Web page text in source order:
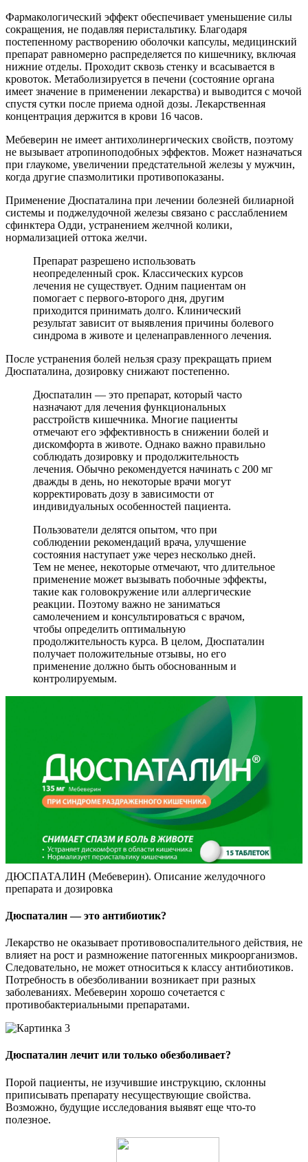
Фармакологический эффект обеспечивает уменьшение силы
сокращения, не подавляя перистальтику. Благодаря
постепенному растворению оболочки капсулы, медицинский
препарат равномерно распределяется по кишечнику, включая
нижние отделы. Проходит сквозь стенку и всасывается в
кровоток. Метаболизируется в печени (состояние органа
имеет значение в применении лекарства) и выводится с мочой
спустя сутки после приема одной дозы. Лекарственная
концентрация держится в крови 16 часов.
Мебеверин не имеет антихолинергических свойств, поэтому
не вызывает атропиноподобных эффектов. Может назначаться
при глаукоме, увеличении предстательной железы у мужчин,
когда другие спазмолитики противопоказаны.
Применение Дюспаталина при лечении болезней билиарной
системы и поджелудочной железы связано с расслаблением
сфинктера Одди, устранением желчной колики,
нормализацией оттока желчи.
Препарат разрешено использовать
неопределенный срок. Классических курсов
лечения не существует. Одним пациентам он
помогает с первого-второго дня, другим
приходится принимать долго. Клинический
результат зависит от выявления причины болевого
синдрома в животе и целенаправленного лечения.
После устранения болей нельзя сразу прекращать прием
Дюспаталина, дозировку снижают постепенно.
Дюспаталин — это препарат, который часто
назначают для лечения функциональных
расстройств кишечника. Многие пациенты
отмечают его эффективность в снижении болей и
дискомфорта в животе. Однако важно правильно
соблюдать дозировку и продолжительность
лечения. Обычно рекомендуется начинать с 200 мг
дважды в день, но некоторые врачи могут
корректировать дозу в зависимости от
индивидуальных особенностей пациента.
Пользователи делятся опытом, что при
соблюдении рекомендаций врача, улучшение
состояния наступает уже через несколько дней.
Тем не менее, некоторые отмечают, что длительное
применение может вызывать побочные эффекты,
такие как головокружение или аллергические
реакции. Поэтому важно не заниматься
самолечением и консультироваться с врачом,
чтобы определить оптимальную
продолжительность курса. В целом, Дюспаталин
получает положительные отзывы, но его
применение должно быть обоснованным и
контролируемым.
ДЮСПАТАЛИН (Мебеверин). Описание желудочного
препарата и дозировка
Дюспаталин — это антибиотик?
Лекарство не оказывает противовоспалительного действия, не
влияет на рост и размножение патогенных микроорганизмов.
Следовательно, не может относиться к классу антибиотиков.
Потребность в обезболивании возникает при разных
заболеваниях. Мебеверин хорошо сочетается с
противобактериальными препаратами.
Дюспаталин лечит или только обезболивает?
Порой пациенты, не изучившие инструкцию, склонны
приписывать препарату несуществующие свойства.
Возможно, будущие исследования выявят еще что-то
полезное.